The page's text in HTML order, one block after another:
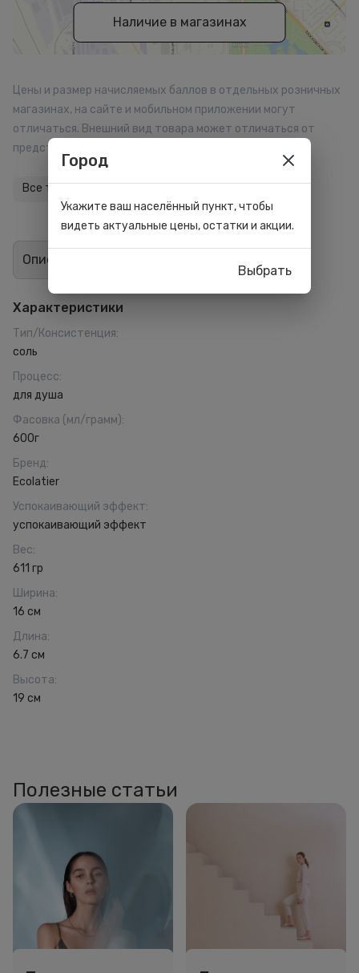
Наличие в магазинах
Цены и размер начисляемых баллов в отдельных розничных
магазинах, на сайте и мобильном приложении могут
отличаться. Внешний вид товара может отличаться от
представленного на сайте.
Все товары бренда
Описание
Характеристики
Тип/Консистенция:
соль
Процесс:
для душа
Фасовка (мл/грамм):
600г
Бренд:
Ecolatier
Успокаивающий эффект:
успокаивающий эффект
Вес:
611 гр
Ширина:
16 см
Длина:
6.7 см
Высота:
19 см
Полезные статьи
Город
Укажите ваш населённый пункт, чтобы
видеть актуальные цены, остатки и акции.
Выбрать